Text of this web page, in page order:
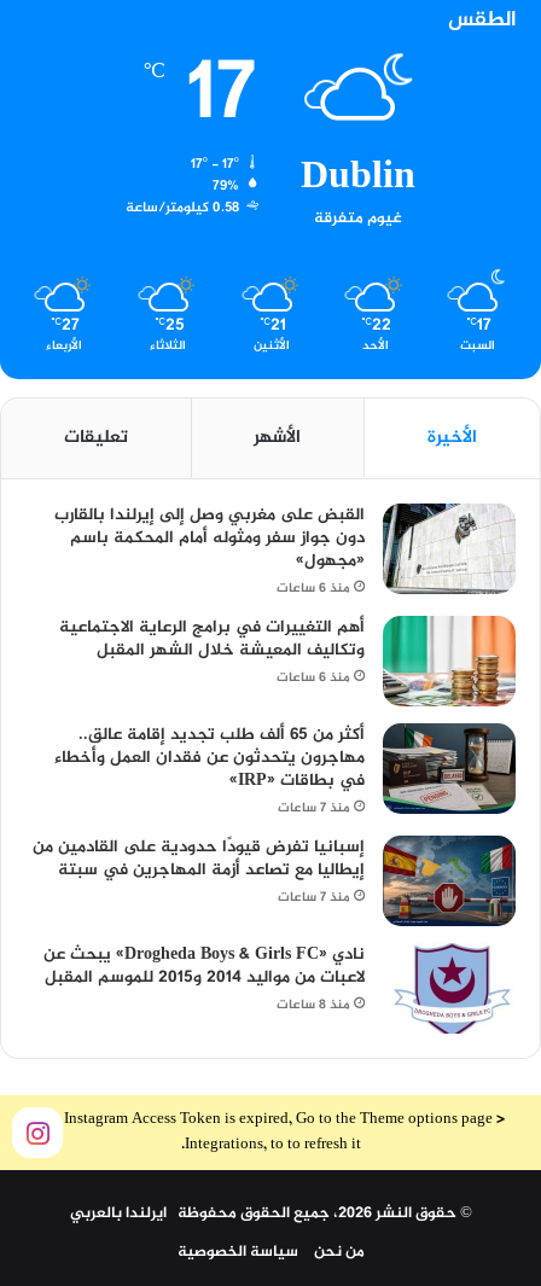
الطقس
Dublin
غيوم متفرقة
17
℃
79%
0.58 كيلومتر/ساعة
17
℃
السبت
22
℃
الأحد
21
℃
الأثنين
25
℃
الثلاثاء
27
℃
الأربعاء
الأخيرة الأشهر تعليقات
القبض على مغربي وصل إلى إيرلندا بالقارب
دون جواز سفر ومثوله أمام المحكمة باسم
«مجهول»
منذ 6 ساعات
أهم التغييرات في برامج الرعاية الاجتماعية
وتكاليف المعيشة خلال الشهر المقبل
منذ 6 ساعات
أكثر من 65 ألف طلب تجديد إقامة عالق..
مهاجرون يتحدثون عن فقدان العمل وأخطاء
في بطاقات «IRP»
منذ 7 ساعات
إسبانيا تفرض قيودًا حدودية على القادمين من
إيطاليا مع تصاعد أزمة المهاجرين في سبتة
منذ 7 ساعات
نادي «Drogheda Boys & Girls FC» يبحث عن
لاعبات من مواليد 2014 و2015 للموسم المقبل
منذ 8 ساعات
The Instagram Access Token is expired, Go to the Theme options page >
Integrations, to to refresh it.
© حقوق النشر 2026، جميع الحقوق محفوظة ايرلندا بالعربي
من نحن
سياسة الخصوصية